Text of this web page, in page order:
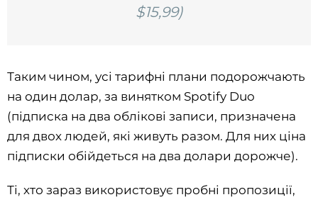
$15,99)
Таким чином, усі тарифні плани подорожчають
на один долар, за винятком Spotify Duo
(підписка на два облікові записи, призначена
для двох людей, які живуть разом. Для них ціна
підписки обійдеться на два долари дорожче).
Ті, хто зараз використовує пробні пропозиції,